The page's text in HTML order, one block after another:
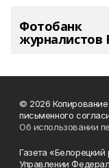
Фотобанк
журналистов
© 2026
письменного
Об использовании
Газета
Управлении